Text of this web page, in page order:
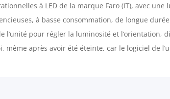
à LED de la marque Faro (IT), avec
à basse consommation, de longue
l’unité pour régler la luminosité et l’orientation,
même après avoir été éteinte, car le logiciel de